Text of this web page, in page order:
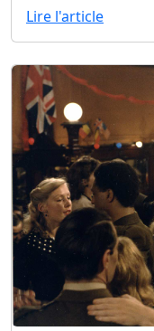
Lire l'article